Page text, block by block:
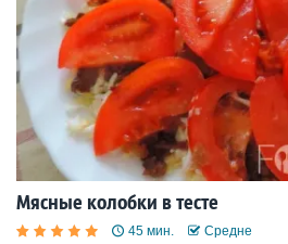
Мясные колобки в тесте
45 мин. Средне